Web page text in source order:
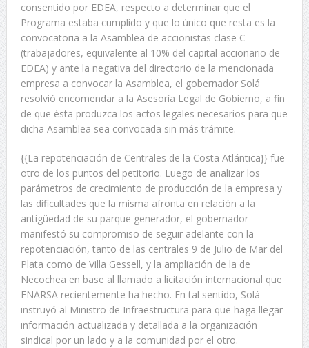
consentido por EDEA, respecto a determinar que el
Programa estaba cumplido y que lo único que resta es la
convocatoria a la Asamblea de accionistas clase C
(trabajadores, equivalente al 10% del capital accionario de
EDEA) y ante la negativa del directorio de la mencionada
empresa a convocar la Asamblea, el gobernador Solá
resolvió encomendar a la Asesoría Legal de Gobierno, a fin
de que ésta produzca los actos legales necesarios para que
dicha Asamblea sea convocada sin más trámite.
{{La repotenciación de Centrales de la Costa Atlántica}} fue
otro de los puntos del petitorio. Luego de analizar los
parámetros de crecimiento de producción de la empresa y
las dificultades que la misma afronta en relación a la
antigüedad de su parque generador, el gobernador
manifestó su compromiso de seguir adelante con la
repotenciación, tanto de las centrales 9 de Julio de Mar del
Plata como de Villa Gessell, y la ampliación de la de
Necochea en base al llamado a licitación internacional que
ENARSA recientemente ha hecho. En tal sentido, Solá
instruyó al Ministro de Infraestructura para que haga llegar
información actualizada y detallada a la organización
sindical por un lado y a la comunidad por el otro.